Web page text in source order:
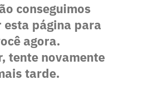
conseguimos
esta página para
agora.
tente novamente
tarde.